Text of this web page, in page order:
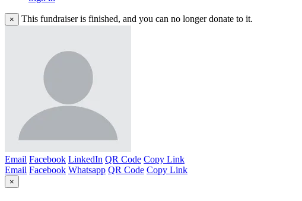
× This fundraiser is finished, and you can no longer donate to it.
Email Facebook LinkedIn QR Code Copy Link
Email Facebook Whatsapp QR Code Copy Link
×